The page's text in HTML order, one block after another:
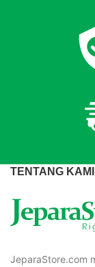
TENTANG KAMI
JeparaStore.com